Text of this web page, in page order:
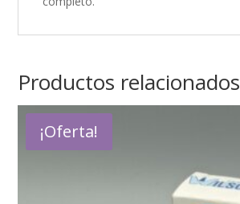
Productos relacionados
¡Oferta!